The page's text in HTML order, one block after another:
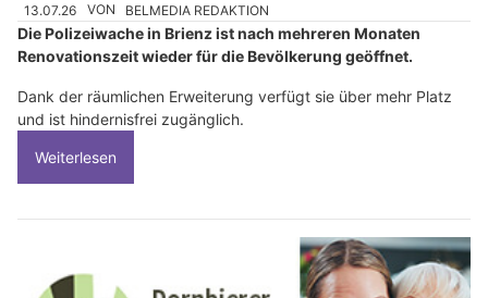
13.07.26 VON BELMEDIA REDAKTION
Die Polizeiwache in Brienz ist nach mehreren Monaten
Renovationszeit wieder für die Bevölkerung geöffnet.
Dank der räumlichen Erweiterung verfügt sie über mehr Platz
und ist hindernisfrei zugänglich.
Weiterlesen